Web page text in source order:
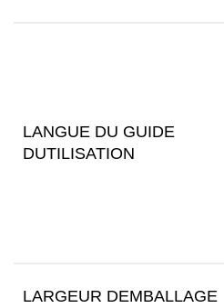
LANGUE DU GUIDE
DUTILISATION
LARGEUR DEMBALLAGE